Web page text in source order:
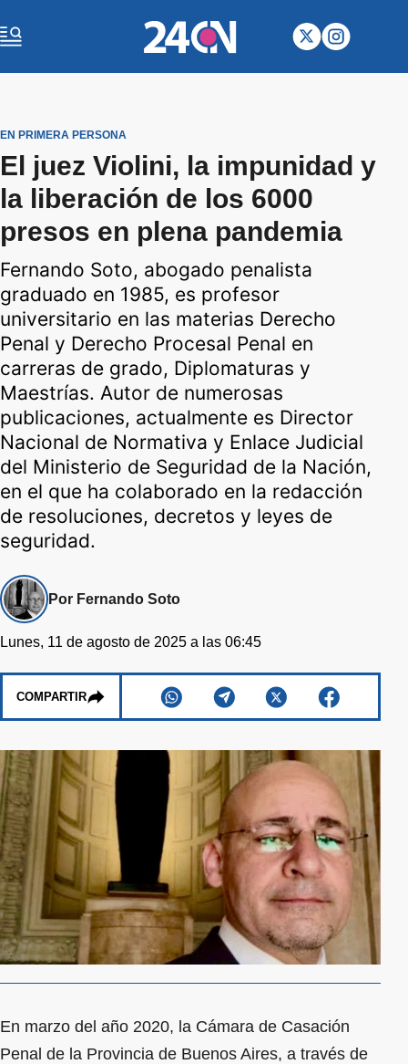
EN PRIMERA PERSONA
El juez Violini, la impunidad y
la liberación de los 6000
presos en plena pandemia
Fernando Soto, abogado penalista
graduado en 1985, es profesor
universitario en las materias Derecho
Penal y Derecho Procesal Penal en
carreras de grado, Diplomaturas y
Maestrías. Autor de numerosas
publicaciones, actualmente es Director
Nacional de Normativa y Enlace Judicial
del Ministerio de Seguridad de la Nación,
en el que ha colaborado en la redacción
de resoluciones, decretos y leyes de
seguridad.
Por Fernando Soto
Lunes, 11 de agosto de 2025 a las 06:45
COMPARTIR
En marzo del año 2020, la Cámara de Casación
Penal de la Provincia de Buenos Aires, a través de